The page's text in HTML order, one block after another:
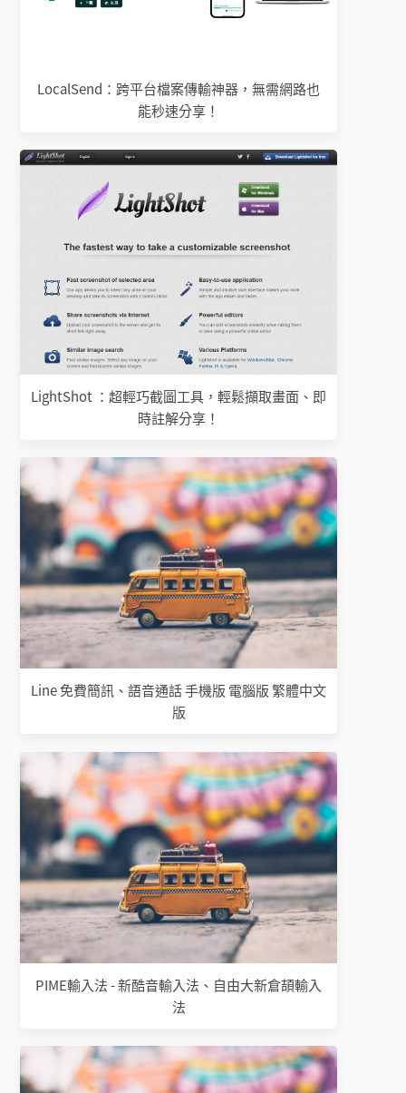
LocalSend：跨平台檔案傳輸神器，無需網路也
能秒速分享！
LightShot ：超輕巧截圖工具，輕鬆擷取畫面、即
時註解分享！
Line 免費簡訊、語音通話 手機版 電腦版 繁體中文
版
PIME輸入法 - 新酷音輸入法、自由大新倉頡輸入
法